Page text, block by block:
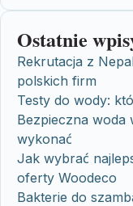
Ostatnie
Rekrutacja z
polskich firm
Testy do wody:
Bezpieczna woda
wykonać
Jak wybrać
oferty Woodeco
Bakterie do